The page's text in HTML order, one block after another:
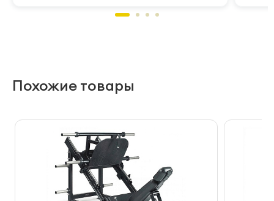
Похожие товары